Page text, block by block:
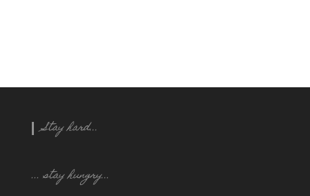
Stay hard...
... stay hungry...